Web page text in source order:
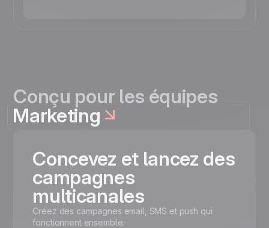
Conçu pour les équipes
Marketing
Concevez et lancez des
campagnes
multicanales
Créez des campagnes email, SMS et push qui
fonctionnent ensemble.